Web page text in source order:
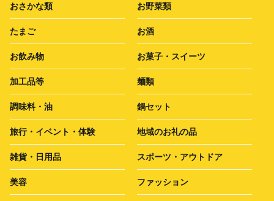
おさかな類 お野菜類
たまご お酒
お飲み物 お菓子・スイーツ
加工品等 麺類
調味料・油 鍋セット
旅行・イベント・体験 地域のお礼の品
雑貨・日用品 スポーツ・アウトドア
美容 ファッション